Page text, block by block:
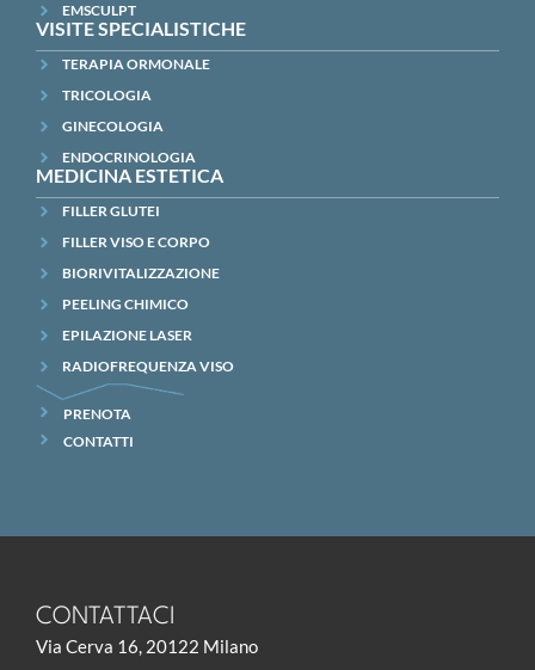
EMSCULPT
VISITE SPECIALISTICHE
TERAPIA ORMONALE
TRICOLOGIA
GINECOLOGIA
ENDOCRINOLOGIA
MEDICINA ESTETICA
FILLER GLUTEI
FILLER VISO E CORPO
BIORIVITALIZZAZIONE
PEELING CHIMICO
EPILAZIONE LASER
RADIOFREQUENZA VISO
PRENOTA
CONTATTI
CONTATTACI
Via Cerva 16, 20122 Milano